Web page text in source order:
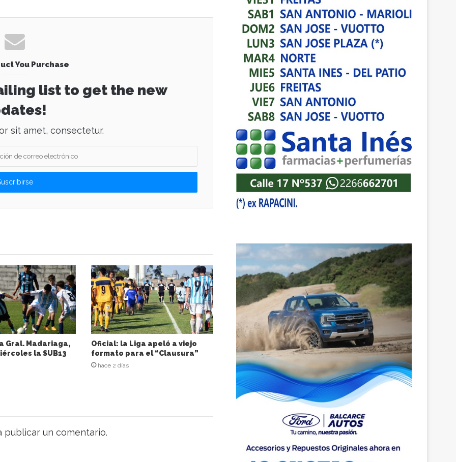
You Purchase
list to get the new
sit amet, consectetur.
Gral. Madariaga,
la SUB13
Oficial: la Liga apeló a viejo
formato para el “Clausura”
hace 2 días
publicar un comentario.